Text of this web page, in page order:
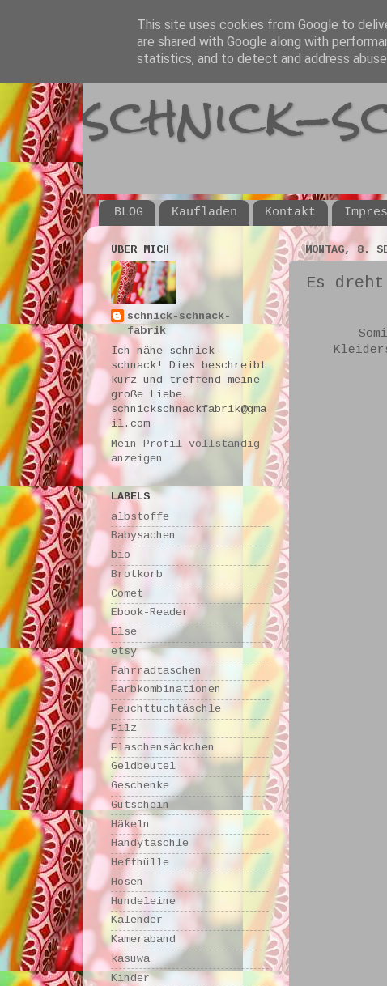
schnick-
BLOG Kaufladen Kontakt
MONTAG, 8.
Es
ÜBER MICH
schnick-schnack-
fabrik
Ich nähe schnick-
schnack! Dies beschreibt
kurz und treffend meine
große Liebe.
schnickschnackfabrik@gma
il.com
Mein Profil vollständig
anzeigen
LABELS
albstoffe
Babysachen
bio
Brotkorb
Comet
Ebook-Reader
Else
etsy
Fahrradtaschen
Farbkombinationen
Feuchttuchtäschle
Filz
Flaschensäckchen
Geldbeutel
Geschenke
Gutschein
Häkeln
Handytäschle
Hefthülle
Hosen
Hundeleine
Kalender
Kameraband
kasuwa
Kinder
This site uses cookies from Google to
are shared with Google along with
statistics, and to detect and address